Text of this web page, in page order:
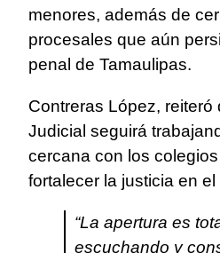
menores, además de
procesales que aún
penal de Tamaulipas.
Contreras López, reiteró
Judicial seguirá
cercana con los
fortalecer la justicia en el
“La apertura es
escuchando y